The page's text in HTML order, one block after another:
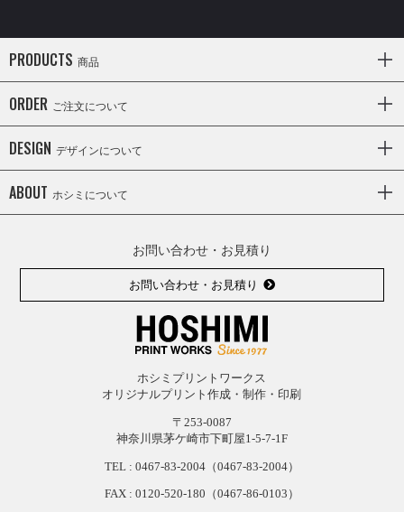
PRODUCTS 商品
ORDER ご注文について
DESIGN デザインについて
ABOUT ホシミについて
お問い合わせ・お見積り
お問い合わせ・お見積り
ホシミプリントワークス
オリジナルプリント作成・制作・印刷
〒253-0087
神奈川県茅ケ崎市下町屋1-5-7-1F
TEL : 0467-83-2004（0467-83-2004）
FAX : 0120-520-180（0467-86-0103）